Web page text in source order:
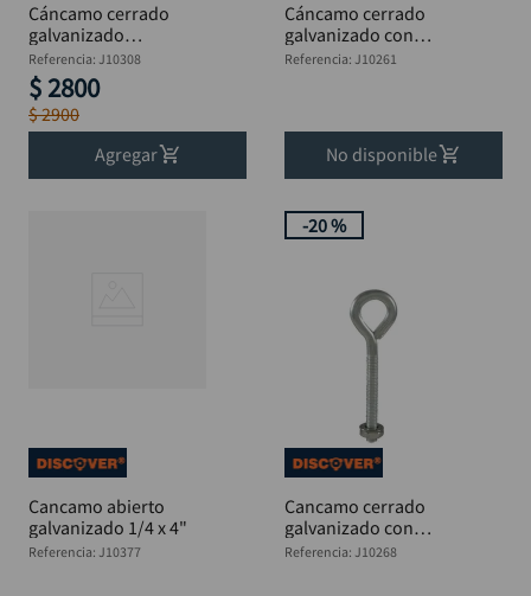
Cáncamo cerrado
galvanizado
perforante 3/8 x 5"
DISCOVER
Referencia: J10308
$ 2800
$2900
Agregar
Cáncamo cerrado
galvanizado con
tuerca 1/4 x 2"
Referencia: J10261
No disponible
Cancamo abierto
galvanizado 1/4 x 4"
Referencia: J10377
-20 %
Cancamo cerrado
galvanizado con
tuerca 5/16x 5"
Referencia: J10268